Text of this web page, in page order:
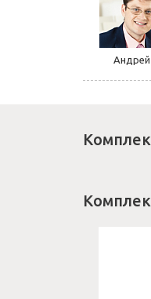
Андрей